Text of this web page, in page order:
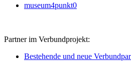
museum4punkt0
Partner im Verbundprojekt:
Bestehende und neue